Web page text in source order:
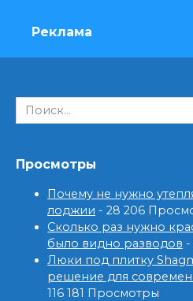
Реклама
Search
for:
Просмотры
Почему не нужно
лоджии - 28 206
Сколько раз нужно
было видно разводов -
Люки под плитку
решение для
116 181 Просмотры